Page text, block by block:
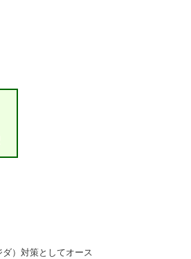
）対策としてオース